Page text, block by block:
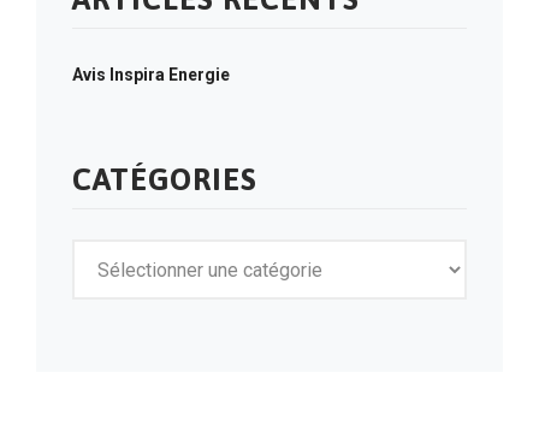
Avis Inspira Energie
CATÉGORIES